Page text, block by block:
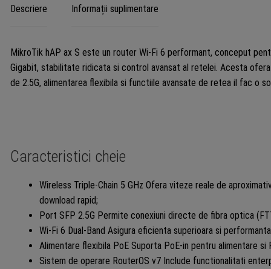
-
Descriere Informații suplimentare
MikroTik hAP ax S este un router Wi-Fi 6 performant, conceput
Gigabit, stabilitate ridicata si control avansat al retelei. Acesta
de 2.5G, alimentarea flexibila si functiile avansate de retea il fac o
Caracteristici cheie
Wireless Triple-Chain 5 GHz Ofera viteze reale de
download rapid;
Port SFP 2.5G Permite conexiuni directe de fibra optica
Wi-Fi 6 Dual-Band Asigura eficienta superioara si
Alimentare flexibila PoE Suporta PoE-in pentru alimentare
Sistem de operare RouterOS v7 Include functionalitati